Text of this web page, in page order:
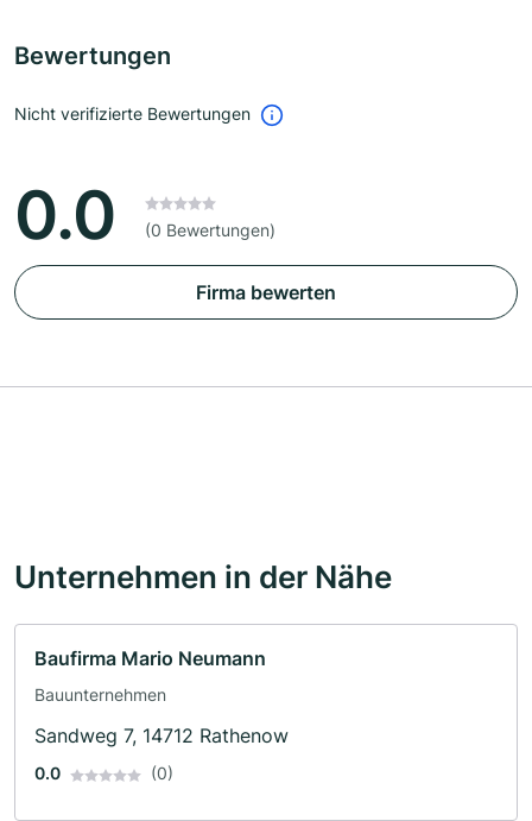
Bewertungen
Nicht verifizierte Bewertungen
0.0 (0 Bewertungen)
Firma bewerten
Unternehmen in der Nähe
Baufirma Mario Neumann
Bauunternehmen
Sandweg 7, 14712 Rathenow
0.0 (0)